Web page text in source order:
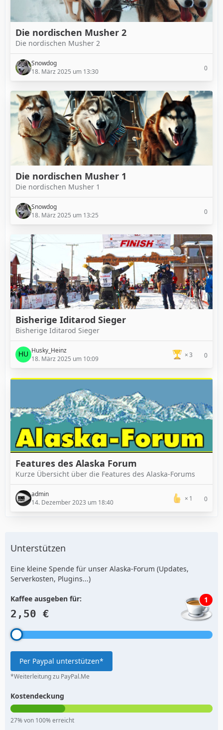
Die nordischen Musher 2
Die nordischen Musher 2
Snowdog
18. März 2025 um 13:30
0
Die nordischen Musher 1
Die nordischen Musher 1
Snowdog
18. März 2025 um 13:25
0
Bisherige Iditarod Sieger
Bisherige Iditarod Sieger
Husky_Heinz
18. März 2025 um 10:09
3 0
Features des Alaska Forum
Kurze Übersicht über die Features des Alaska-Forums
admin
14. Dezember 2023 um 18:40
1 0
Unterstützen
Eine kleine Spende für unser Alaska-Forum (Updates,
Serverkosten, Plugins...)
Kaffee ausgeben für:
2,50 €
1
Per Paypal unterstützen*
*Weiterleitung zu PayPal.Me
Kostendeckung
27% von 100% erreicht